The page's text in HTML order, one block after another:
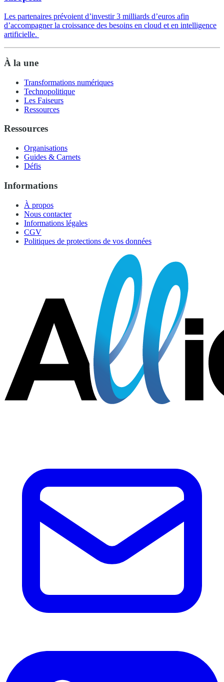
Les partenaires prévoient d’investir 3 milliards d’euros afin
d’accompagner la croissance des besoins en cloud et en intelligence
artificielle.
À la une
Transformations numériques
Technopolitique
Les Faiseurs
Ressources
Ressources
Organisations
Guides & Carnets
Défis
Informations
À propos
Nous contacter
Informations légales
CGV
Politiques de protections de vos données